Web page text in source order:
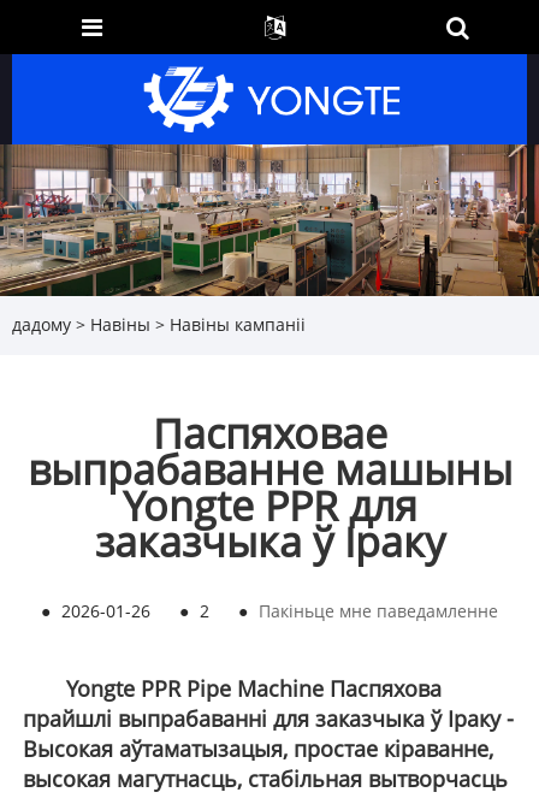
дадому > Навіны > Навіны кампаніі
Паспяховае
выпрабаванне машыны
Yongte PPR для
заказчыка ў Іраку
● 2026-01-26 ● 2 ● Пакіньце мне паведамленне
Yongte PPR Pipe Machine Паспяхова
прайшлі выпрабаванні для заказчыка ў Іраку -
Высокая аўтаматызацыя, простае кіраванне,
высокая магутнасць, стабільная вытворчасць